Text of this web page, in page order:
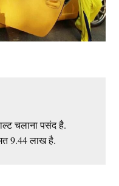
चलाना पसंद है.
9.44 लाख है.